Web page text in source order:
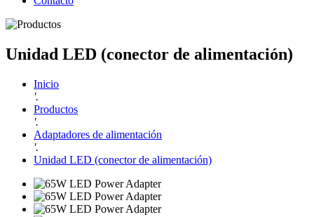
Unidad LED (conector de alimentación)
Inicio
'.
Productos
'.
Adaptadores de alimentación
'.
Unidad LED (conector de alimentación)